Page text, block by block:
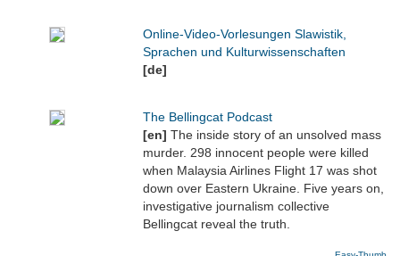
Online-Video-Vorlesungen Slawistik,
Sprachen und Kulturwissenschaften
[de]
The Bellingcat Podcast
[en] The inside story of an unsolved mass
murder. 298 innocent people were killed
when Malaysia Airlines Flight 17 was shot
down over Eastern Ukraine. Five years on,
investigative journalism collective
Bellingcat reveal the truth.